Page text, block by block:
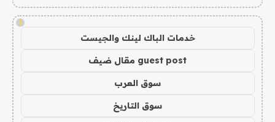
!
خدمات الباك لينك والجيست
guest post مقال ضيف
سوق العرب
سوق التاريخ